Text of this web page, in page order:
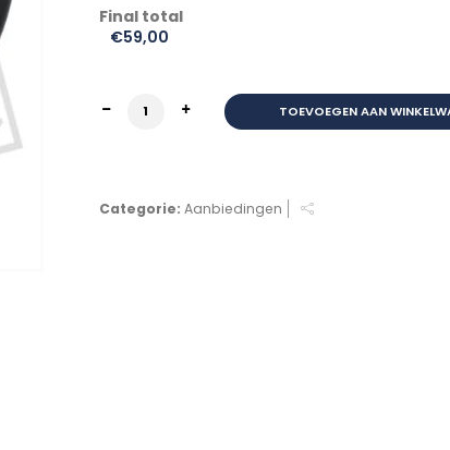
Final total
€59,00
HELM STREET MAT ZWART aantal
TOEVOEGEN AAN
Categorie:Aanbiedingen